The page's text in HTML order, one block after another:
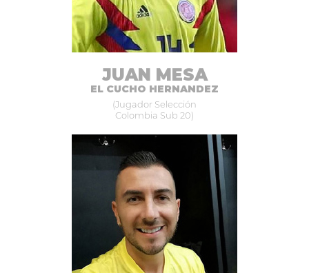
JUAN MESA
EL CUCHO HERNANDEZ
(Jugador Selección
Colombia Sub 20)